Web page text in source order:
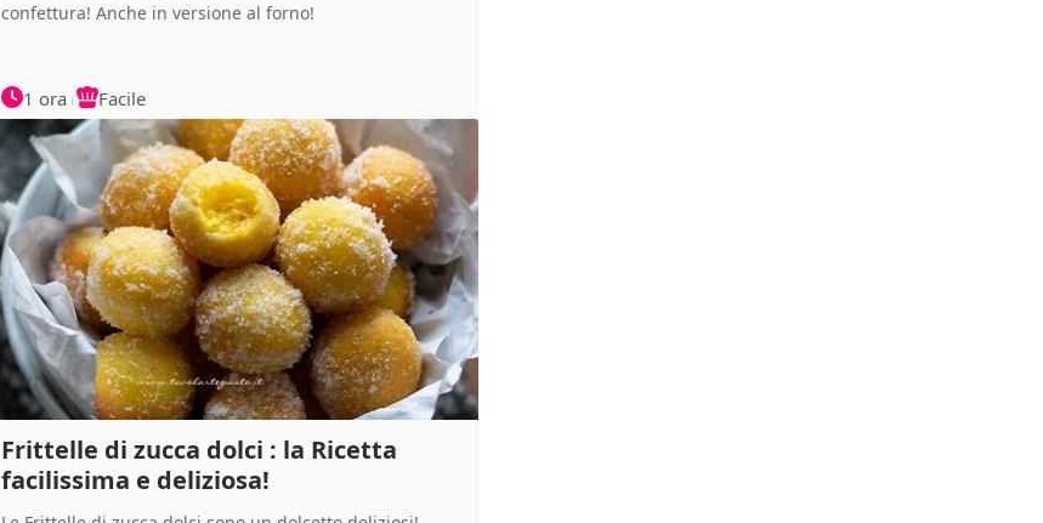
confettura! Anche in versione al forno!
1 ora Facile
Frittelle di zucca dolci : la Ricetta
facilissima e deliziosa!